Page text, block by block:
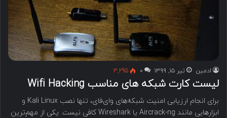
ادمین تیر ۱۵, ۱۳۹۹ ۰ 3,295
لیست کارت شبکه های مناسب Wifi Hacking
برای انجام ارزیابی امنیت شبکه‌های وای‌فای، تنها نصب Kali Linux و
ابزارهایی مانند Aircrack-ng یا Wireshark کافی نیست. یکی از مهم‌ترین